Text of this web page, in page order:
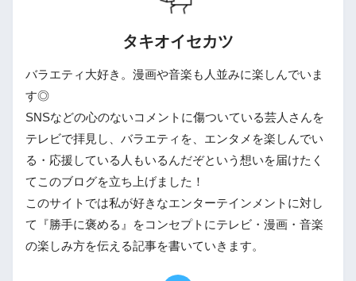
タキオイセカツ
バラエティ大好き。漫画や音楽も人並みに楽しんでいま
す◎
SNSなどの心のないコメントに傷ついている芸人さんを
テレビで拝見し、バラエティを、エンタメを楽しんでい
る・応援している人もいるんだぞという想いを届けたく
てこのブログを立ち上げました！
このサイトでは私が好きなエンターテインメントに対し
て『勝手に褒める』をコンセプトにテレビ・漫画・音楽
の楽しみ方を伝える記事を書いていきます。